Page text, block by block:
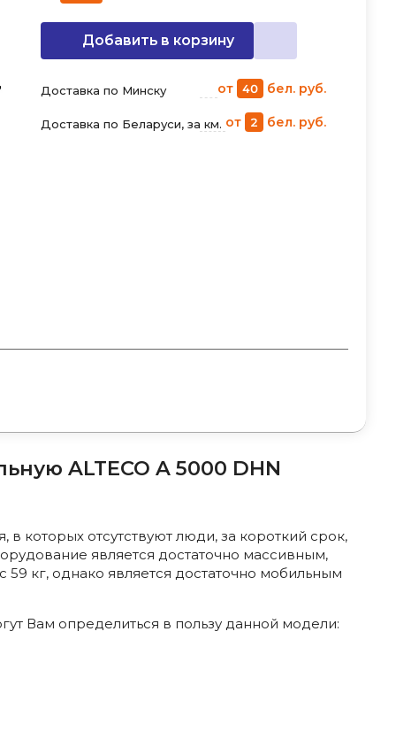
Добавить в корзину
Доставка по Минску от 40 бел. руб.
Доставка по Беларуси, за км. от 2 бел. руб.
ALTECO A 5000 DHN
которых отсутствуют люди, за короткий срок,
является достаточно массивным,
кг, однако является достаточно мобильным
Вам определиться в пользу данной модели: